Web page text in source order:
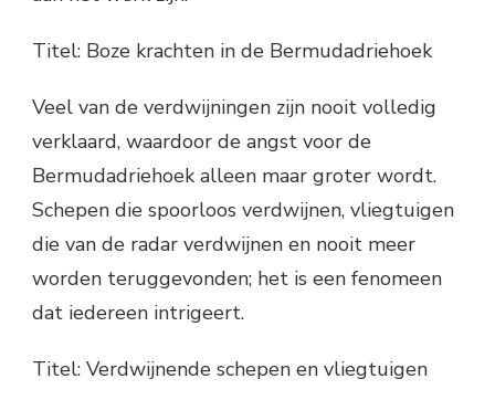
Titel: Boze krachten in de Bermudadriehoek
Veel van de verdwijningen zijn nooit volledig
verklaard, waardoor de angst voor de
Bermudadriehoek alleen maar groter wordt.
Schepen die spoorloos verdwijnen, vliegtuigen
die van de radar verdwijnen en nooit meer
worden teruggevonden; het is een fenomeen
dat iedereen intrigeert.
Titel: Verdwijnende schepen en vliegtuigen